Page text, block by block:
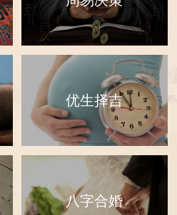
优生择吉
八字合婚